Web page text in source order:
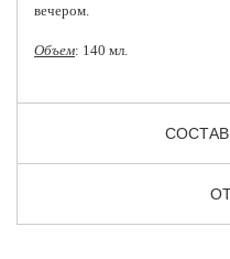
вечером.
Объем: 140 мл.